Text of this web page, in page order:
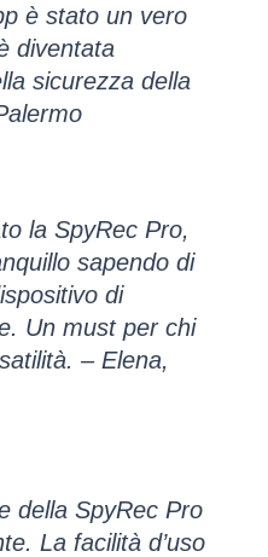
è stato un vero
diventata
sicurezza della
la SpyRec Pro,
sapendo di
di
Un must per chi
– Elena,
della SpyRec Pro
La facilità d’uso